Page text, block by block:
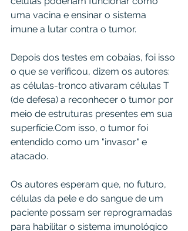
uma vacina e ensinar o sistema
imune a lutar contra o tumor.
Depois dos testes em cobaias, foi isso
o que se verificou, dizem os autores:
as células-tronco ativaram células T
(de defesa) a reconhecer o tumor por
meio de estruturas presentes em sua
superfície.Com isso, o tumor foi
entendido como um "invasor" e
atacado.
Os autores esperam que, no futuro,
células da pele e do sangue de um
paciente possam ser reprogramadas
para habilitar o sistema imunológico